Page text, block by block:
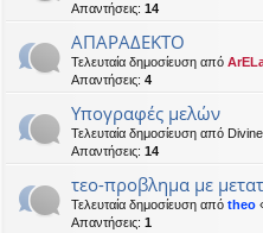
Απαντήσεις: 14
ΑΠΑΡΑΔΕΚΤΟ
Τελευταία δημοσίευση από
Απαντήσεις: 4
Υπογραφές μελών
Τελευταία δημοσίευση από
Απαντήσεις: 14
τεο-προβλημα με
Τελευταία δημοσίευση από theo
Απαντήσεις: 1